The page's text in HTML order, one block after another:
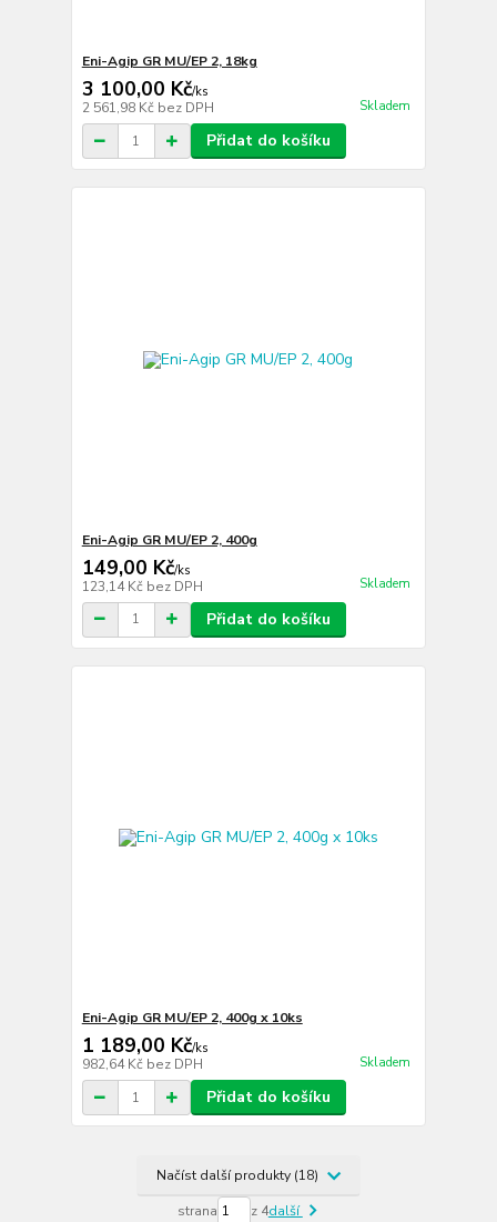
Eni-Agip GR MU/EP 2, 18kg
3 100,00 Kč/ks
2 561,98 Kč bez DPH Skladem
Přidat do košíku
Eni-Agip GR MU/EP 2, 400g
149,00 Kč/ks
123,14 Kč bez DPH Skladem
Přidat do košíku
Eni-Agip GR MU/EP 2, 400g x 10ks
1 189,00 Kč/ks
982,64 Kč bez DPH Skladem
Přidat do košíku
Načíst další produkty (18)
strana z 4další